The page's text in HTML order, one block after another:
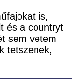
is,
és a countryt
sem vetem
tetszenek,